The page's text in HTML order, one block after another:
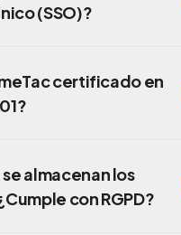
(SSO)?
certificado en
almacenan los
con RGPD?